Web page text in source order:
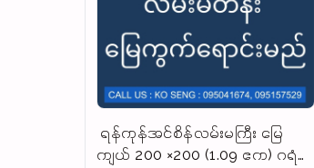
‌ ရန်ကုန်အင်စိန်လမ်းမကြီး မြေ
ကျယ် 200 ×200 (1.09 ဧက) ဂရံ